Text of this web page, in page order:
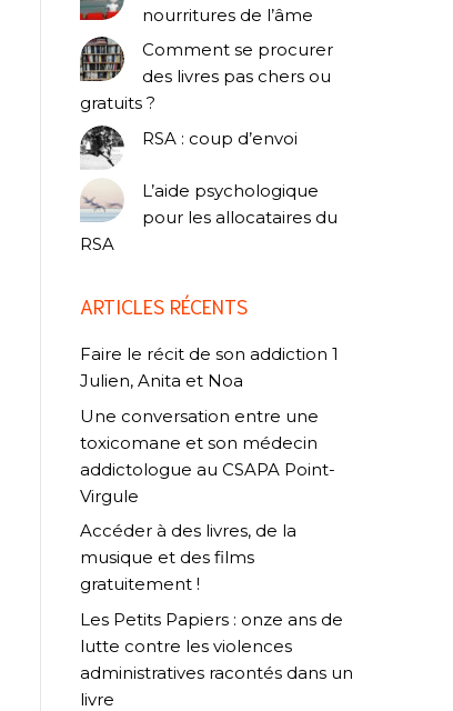
nourritures de l’âme
Comment se procurer
des livres pas chers ou
gratuits ?
RSA : coup d’envoi
L’aide psychologique
pour les allocataires du
RSA
ARTICLES RÉCENTS
Faire le récit de son addiction 1
Julien, Anita et Noa
Une conversation entre une
toxicomane et son médecin
addictologue au CSAPA Point-
Virgule
Accéder à des livres, de la
musique et des films
gratuitement !
Les Petits Papiers : onze ans de
lutte contre les violences
administratives racontés dans un
livre